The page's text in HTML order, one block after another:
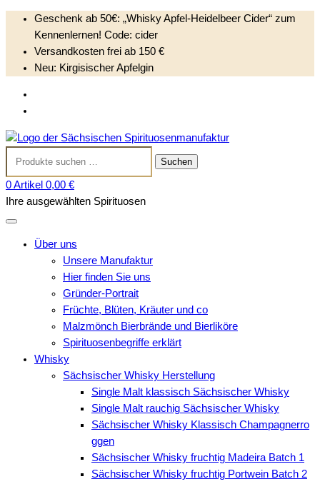
Geschenk ab 50€: „Whisky Apfel-Heidelbeer Cider“ zum
Kennenlernen! Code: cider
Versandkosten frei ab 150 €
Neu: Kirgisischer Apfelgin
p
o
c
o
n
Sächsischen
Suchen
0 Artikel 0,00 €
Ihre ausgewählten Spirituosen
Über uns
Unsere Manufaktur
Hier finden Sie uns
Gründer-Portrait
Früchte, Blüten, Kräuter und co
Malzmönch Bierbrände und Bierliköre
Spirituosenbegriffe erklärt
Whisky
Sächsischer Whisky Herstellung
Single Malt klassisch Sächsischer Whisky
Single Malt rauchig Sächsischer Whisky
Sächsischer Whisky Klassisch Champagnerro
ggen
Sächsischer Whisky fruchtig Madeira Batch 1
Sächsischer Whisky fruchtig Portwein Batch 2